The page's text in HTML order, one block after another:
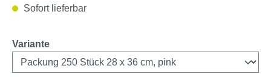
Sofort lieferbar
Varianteauswählen